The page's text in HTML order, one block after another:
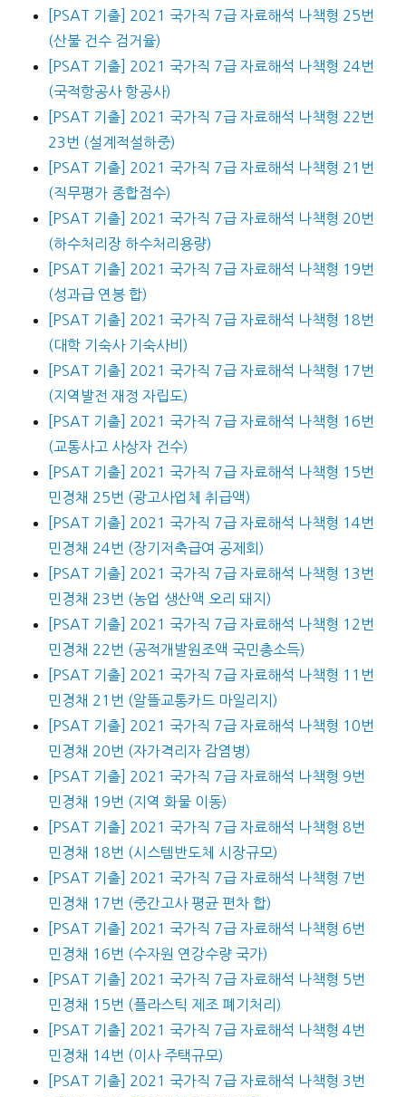
[PSAT 기출] 2021 국가직 7급 자료해석 나책형 25번
(산불 건수 검거율)
[PSAT 기출] 2021 국가직 7급 자료해석 나책형 24번
(국적항공사 항공사)
[PSAT 기출] 2021 국가직 7급 자료해석 나책형 22번
23번 (설계적설하중)
[PSAT 기출] 2021 국가직 7급 자료해석 나책형 21번
(직무평가 종합점수)
[PSAT 기출] 2021 국가직 7급 자료해석 나책형 20번
(하수처리장 하수처리용량)
[PSAT 기출] 2021 국가직 7급 자료해석 나책형 19번
(성과급 연봉 합)
[PSAT 기출] 2021 국가직 7급 자료해석 나책형 18번
(대학 기숙사 기숙사비)
[PSAT 기출] 2021 국가직 7급 자료해석 나책형 17번
(지역발전 재정 자립도)
[PSAT 기출] 2021 국가직 7급 자료해석 나책형 16번
(교통사고 사상자 건수)
[PSAT 기출] 2021 국가직 7급 자료해석 나책형 15번
민경채 25번 (광고사업체 취급액)
[PSAT 기출] 2021 국가직 7급 자료해석 나책형 14번
민경채 24번 (장기저축급여 공제회)
[PSAT 기출] 2021 국가직 7급 자료해석 나책형 13번
민경채 23번 (농업 생산액 오리 돼지)
[PSAT 기출] 2021 국가직 7급 자료해석 나책형 12번
민경채 22번 (공적개발원조액 국민총소득)
[PSAT 기출] 2021 국가직 7급 자료해석 나책형 11번
민경채 21번 (알뜰교통카드 마일리지)
[PSAT 기출] 2021 국가직 7급 자료해석 나책형 10번
민경채 20번 (자가격리자 감염병)
[PSAT 기출] 2021 국가직 7급 자료해석 나책형 9번
민경채 19번 (지역 화물 이동)
[PSAT 기출] 2021 국가직 7급 자료해석 나책형 8번
민경채 18번 (시스템반도체 시장규모)
[PSAT 기출] 2021 국가직 7급 자료해석 나책형 7번
민경채 17번 (중간고사 평균 편차 합)
[PSAT 기출] 2021 국가직 7급 자료해석 나책형 6번
민경채 16번 (수자원 연강수량 국가)
[PSAT 기출] 2021 국가직 7급 자료해석 나책형 5번
민경채 15번 (플라스틱 제조 폐기처리)
[PSAT 기출] 2021 국가직 7급 자료해석 나책형 4번
민경채 14번 (이사 주택규모)
[PSAT 기출] 2021 국가직 7급 자료해석 나책형 3번